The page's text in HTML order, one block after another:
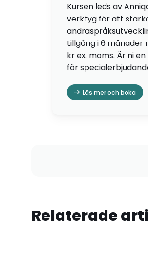
Kursen leds av
verktyg för att
tillgång i 6 månader
kr ex. moms. Är ni
för
Läs mer och boka
Relaterade